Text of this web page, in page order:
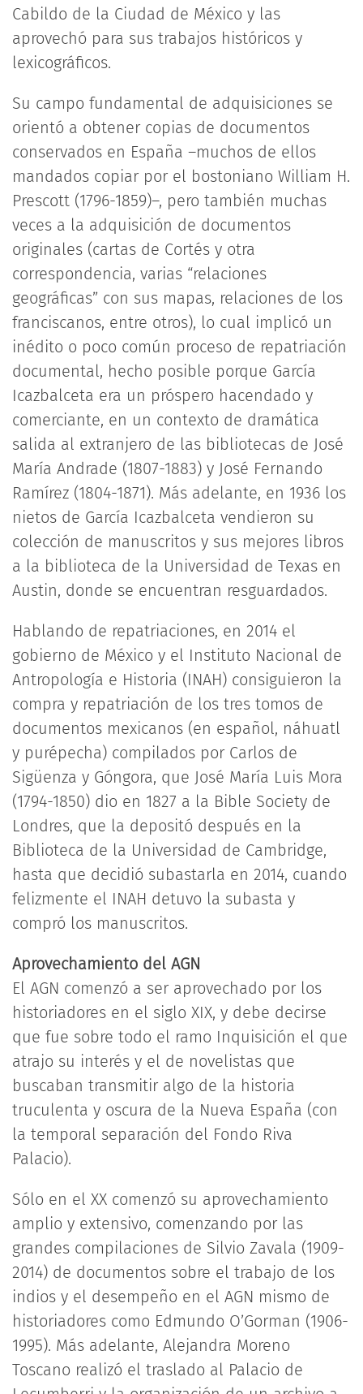
Cabildo de la Ciudad de México y las
aprovechó para sus trabajos históricos y
lexicográficos.
Su campo fundamental de adquisiciones se
orientó a obtener copias de documentos
conservados en España –muchos de ellos
mandados copiar por el bostoniano William H.
Prescott (1796-1859)–, pero también muchas
veces a la adquisición de documentos
originales (cartas de Cortés y otra
correspondencia, varias “relaciones
geográficas” con sus mapas, relaciones de los
franciscanos, entre otros), lo cual implicó un
inédito o poco común proceso de repatriación
documental, hecho posible porque García
Icazbalceta era un próspero hacendado y
comerciante, en un contexto de dramática
salida al extranjero de las bibliotecas de José
María Andrade (1807-1883) y José Fernando
Ramírez (1804-1871). Más adelante, en 1936 los
nietos de García Icazbalceta vendieron su
colección de manuscritos y sus mejores libros
a la biblioteca de la Universidad de Texas en
Austin, donde se encuentran resguardados.
Hablando de repatriaciones, en 2014 el
gobierno de México y el Instituto Nacional de
Antropología e Historia (INAH) consiguieron la
compra y repatriación de los tres tomos de
documentos mexicanos (en español, náhuatl
y purépecha) compilados por Carlos de
Sigüenza y Góngora, que José María Luis Mora
(1794-1850) dio en 1827 a la Bible Society de
Londres, que la depositó después en la
Biblioteca de la Universidad de Cambridge,
hasta que decidió subastarla en 2014, cuando
felizmente el INAH detuvo la subasta y
compró los manuscritos.
Aprovechamiento del AGN
El AGN comenzó a ser aprovechado por los
historiadores en el siglo XIX, y debe decirse
que fue sobre todo el ramo Inquisición el que
atrajo su interés y el de novelistas que
buscaban transmitir algo de la historia
truculenta y oscura de la Nueva España (con
la temporal separación del Fondo Riva
Palacio).
Sólo en el XX comenzó su aprovechamiento
amplio y extensivo, comenzando por las
grandes compilaciones de Silvio Zavala (1909-
2014) de documentos sobre el trabajo de los
indios y el desempeño en el AGN mismo de
historiadores como Edmundo O’Gorman (1906-
1995). Más adelante, Alejandra Moreno
Toscano realizó el traslado al Palacio de